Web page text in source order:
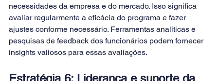
necessidades da empresa e do mercado. Isso significa
avaliar regularmente a eficácia do programa e fazer
ajustes conforme necessário. Ferramentas analíticas e
pesquisas de feedback dos funcionários podem fornecer
insights valiosos para essas avaliações.